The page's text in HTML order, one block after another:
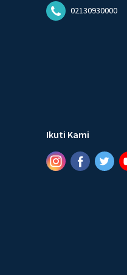
02130930000
Ikuti Kami